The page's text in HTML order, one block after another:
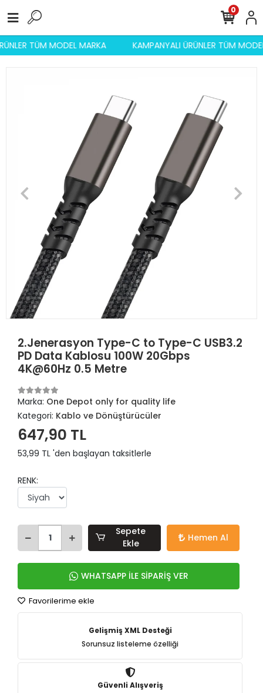
TÜM MODEL MARKA KAMPANYALI ÜRÜNLER TÜM
0
2.Jenerasyon Type-C to Type-C USB3.2
PD Data Kablosu 100W 20Gbps
4K@60Hz 0.5 Metre
Marka: One Depot only for quality life
Kategori: Kablo ve Dönüştürücüler
647,90 TL
53,99 TL 'den başlayan taksitlerle
RENK:
Sepete
Ekle
Hemen Al
WHATSAPP İLE SİPARİŞ VER
Favorilerime ekle
Gelişmiş XML Desteği
Sorunsuz listeleme özelliği
Güvenli Alışveriş